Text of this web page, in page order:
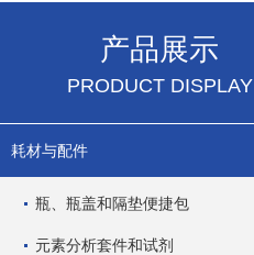
产品展示
PRODUCT DISPLAY
耗材与配件
瓶、瓶盖和隔垫便捷包
元素分析套件和试剂